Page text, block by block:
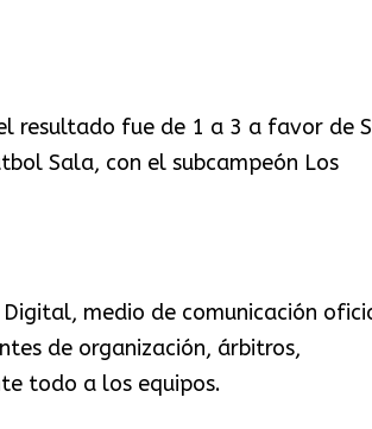
resultado fue de 1 a 3 a favor de
Sala, con el subcampeón Los
medio de comunicación
de organización, árbitros,
todo a los equipos.